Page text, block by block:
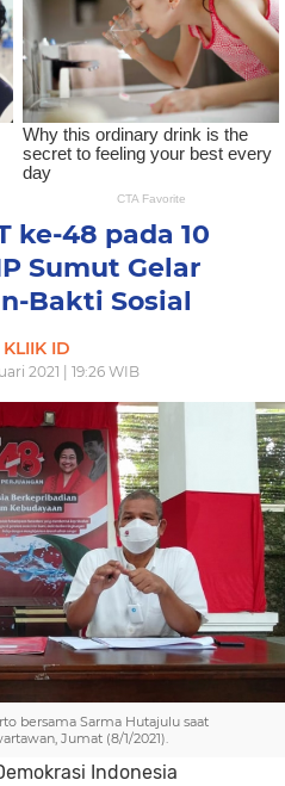
ke-48 pada 10
Sumut Gelar
Bakti Sosial
ID
2021 | 19:26 WIB
bersama Sarma Hutajulu saat
Jumat (8/1/2021).
Indonesia